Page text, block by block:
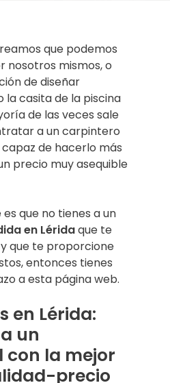
que podemos
nosotros mismos, o
de diseñar
la casita de la piscina
de las veces sale
a un carpintero
de hacerlo más
precio muy asequible
que no tienes a un
en Léridaque te
que te proporcione
entonces tienes
a esta página web.
en Lérida:
un
con la mejor
precio